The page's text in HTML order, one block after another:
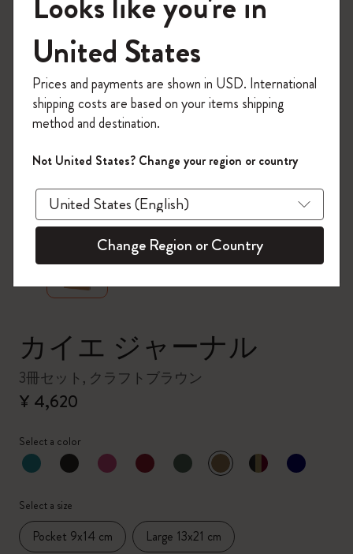
zoom.cta
カイエ ジャーナル
3冊セット, クラフトブラウン
¥ 4,620
Select a color
選択済
*選択したカラー
Select a size
Pocket 9x14 cm Large 13x21 cm
モレスキンの世界へようこそ
「WELCOME10」を入力すると、初回注
文が10%オフ＋送料無料になります。セ
ール・アウトレット品は適用外。
Moleskineアカウントを作成して限定オフ
ァーや会員特典、さらに多くのインスピ
レーションを手に入れましょう。
今すぐ会員登録 !
United States
Prices and payments are shown in USD. International
shipping costs are based on your items shipping
method and destination.
Not United States? Change your region or country
Change Region or Country